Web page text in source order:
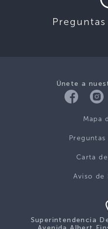
Únete a
Mapa
Carta
Aviso de
Superintendencia